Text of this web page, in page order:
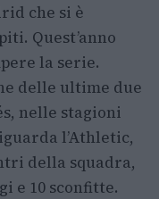
che si è
Quest’anno
la serie.
delle ultime due
nelle stagioni
l’Athletic,
della squadra,
e 10 sconfitte.